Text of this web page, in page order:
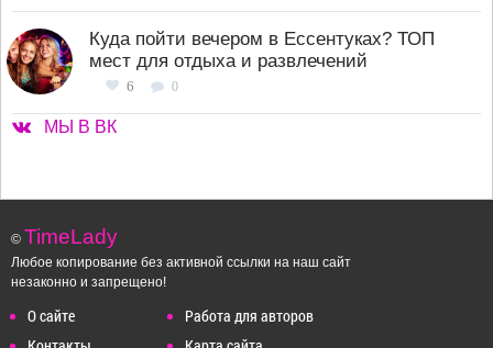
Куда пойти вечером в Ессентуках? ТОП
мест для отдыха и развлечений
6 0
МЫ В ВК
© TimeLady
Любое копирование без активной ссылки на наш сайт
незаконно и запрещено!
О сайте
Работа для авторов